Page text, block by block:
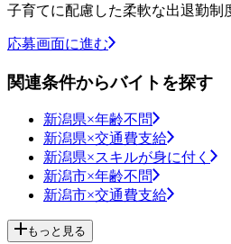
子育てに配慮した柔軟な出退勤制
応募画面に進む
関連条件からバイトを探す
新潟県×年齢不問
新潟県×交通費支給
新潟県×スキルが身に付く
新潟市×年齢不問
新潟市×交通費支給
もっと見る